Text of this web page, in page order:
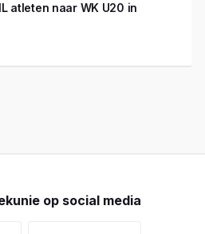
atleten naar WK U20 in
op social media